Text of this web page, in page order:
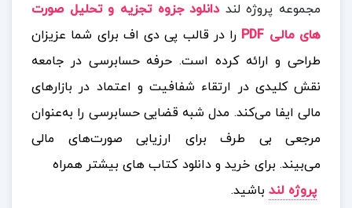
مجموعه پروژه لنددانلود جزوه تجزیه و تحلیل صورت
های مالی PDF
را در قالب پی دی اف برای شما عزیزان
طراحی و ارائه کرده است. حرفه حسابرسی در جامعه
نقش کلیدی در ارتقاء شفافیت و اعتماد در بازارهای
مالی ایفا می‌کند. مدل شبه قضایی حسابرسی را به‌عنوان
مرجعی بی‌ طرف برای ارزیابی صورت‌های مالی
می‌بیند. برای خرید و دانلود کتاب های بیشتر همراه
پروژه لند باشید.